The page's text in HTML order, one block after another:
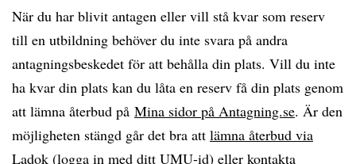
När du har blivit antagen eller vill stå kvar som reserv
till en utbildning behöver du inte svara på andra
antagningsbeskedet för att behålla din plats. Vill du inte
ha kvar din plats kan du låta en reserv få din plats genom
att lämna återbud på Mina sidor på Antagning.se. Är den
möjligheten stängd går det bra att lämna återbud via
Ladok (logga in med ditt UMU-id) eller kontakta